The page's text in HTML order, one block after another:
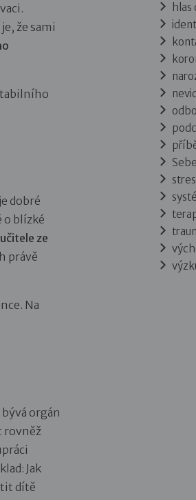
že sami
dobré
o blízké
ze
právě
Na
orgán
rovněž
Jak
dítě
hlas